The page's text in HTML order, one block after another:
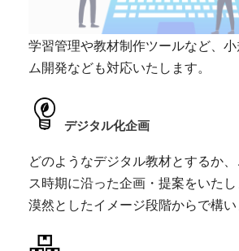
学習管理や教材制作ツールなど、
ム開発なども対応いたします。
デジタル化企画
どのようなデジタル教材とするか
ス時期に沿った企画・提案をいたし
漠然としたイメージ段階からで構い